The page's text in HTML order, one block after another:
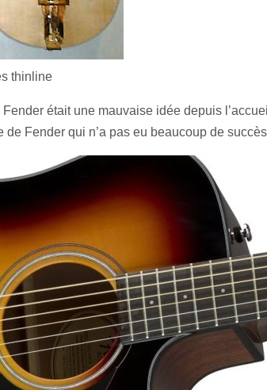
thinline
était une mauvaise idée depuis
Fender qui n’a pas eu beaucoup de